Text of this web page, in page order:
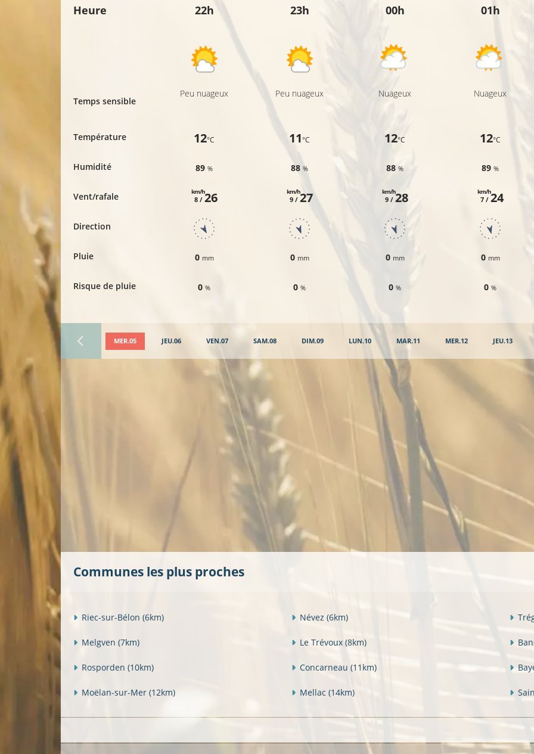
Heure
Temps sensible
Température
Humidité
Vent/rafale
Direction
Pluie
Risque de pluie
22h
Peu nuageux
12°C
89%
8 /
km/h26
0 mm
0%
23h
Peu nuageux
11°C
88%
9 /
km/h27
0 mm
0%
00h
Nuageux
12°C
88%
9 /
km/h28
0 mm
0%
01h
Nuageux
12°C
89%
7 /
km/h24
0 mm
0%
MER.05 JEU.06 VEN.07 SAM.08 DIM.09 LUN.10 MAR.11 MER.12 JEU.13
Communes les plus proches
Riec-sur-Bélon (6km) Névez (6km)
Melgven (7km) Le Trévoux (8km)
Rosporden (10km) Concarneau (11km)
Moëlan-sur-Mer (12km) Mellac (14km)